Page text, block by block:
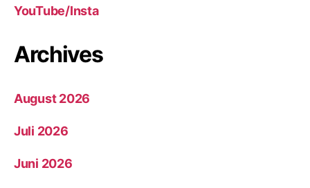
YouTube/Insta
Archives
August 2026
Juli 2026
Juni 2026